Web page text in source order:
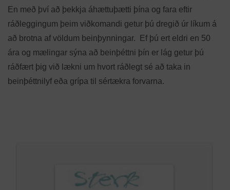
En með því að þekkja áhættuþætti þína og fara eftir
ráðleggingum þeim viðkomandi getur þú dregið úr líkum á
að brotna af völdum beinþynningar. Ef þú ert eldri en 50
ára og mælingar sýna að beinþéttni þín er lág getur þú
ráðfært þig við lækni um hvort ráðlegt sé að taka in
beinþéttnilyf eða grípa til sértækra forvarna.